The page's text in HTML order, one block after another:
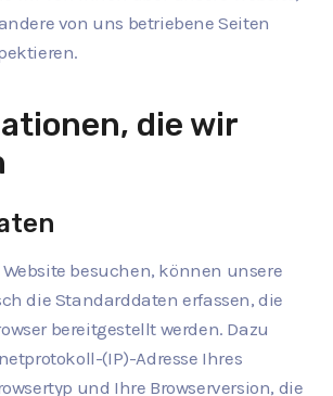
von uns betriebene Seiten
die wir
besuchen, können unsere
die Standarddaten erfassen, die
bereitgestellt werden. Dazu
(IP)-Adresse Ihres
und Ihre Browserversion, die